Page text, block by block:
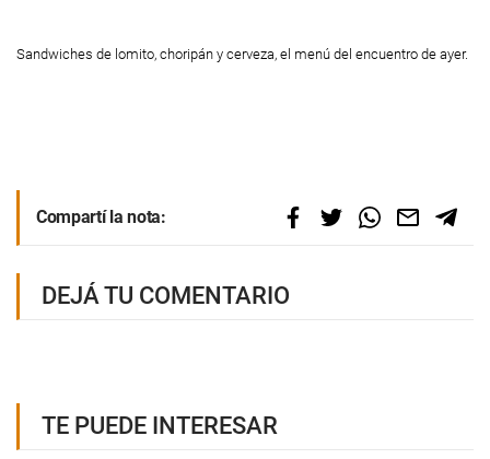
Sandwiches de lomito, choripán y cerveza, el menú del encuentro de ayer.
Compartí la nota:
DEJÁ TU COMENTARIO
TE PUEDE INTERESAR